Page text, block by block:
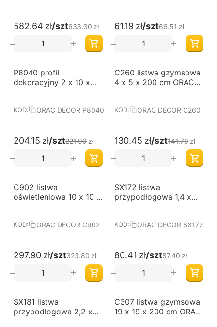
582.64 zł/szt633.30 zł
+
−
61.19 zł/szt66.51 zł
+
−
-8%
P8040 profil
dekoracyjny 2 x 10 x
KOD: ORAC DECOR P8040
204.15 zł/szt221.90 zł
+
−
-8%
C260 listwa gzymsowa
4 x 5 x 200 cm ORAC
KOD: ORAC DECOR C260
130.45 zł/szt141.79 zł
+
−
-8%
C902 listwa
oświetleniowa 10 x 10 x
KOD: ORAC DECOR C902
297.90 zł/szt323.80 zł
+
−
-8%
SX172 listwa
przypodłogowa 1,4 x
KOD: ORAC DECOR SX172
80.41 zł/szt87.40 zł
+
−
-8%
SX181 listwa
przypodłogowa 2,2 x
-8%
C307 listwa gzymsowa
19 x 19 x 200 cm ORAC